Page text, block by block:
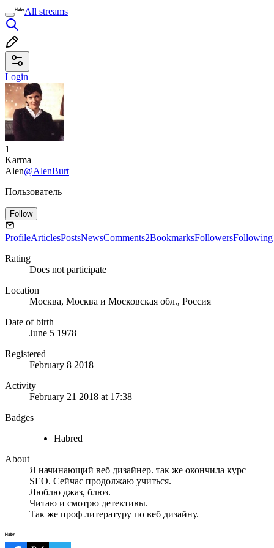
All streams
Login
1
Karma
Alen@AlenBurt
Пользователь
Follow
ProfileArticlesPostsNewsComments2BookmarksFollowersFollowing
Rating
Does not participate
Location
Москва, Москва и Московская обл., Россия
Date of birth
June 5 1978
Registered
February 8 2018
Activity
February 21 2018 at 17:38
Badges
Habred
About
Я начинающий веб дизайнер. так же окончила курс
SEO. Сейчас продолжаю учиться.
Люблю джаз, блюз.
Читаю и смотрю детективы.
Так же проф литературу по веб дизайну.